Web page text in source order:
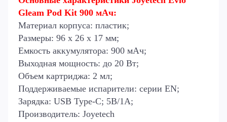
Gleam Pod Kit 900 мАч:
Материал корпуса: пластик;
Размеры: 96 х 26 х 17 мм;
Емкость аккумулятора: 900 мАч;
Выходная мощность: до 20 Вт;
Объем картриджа: 2 мл;
Поддерживаемые испарители: серии EN;
Зарядка: USB Type-C; 5В/1А;
Производитель: Joyetech